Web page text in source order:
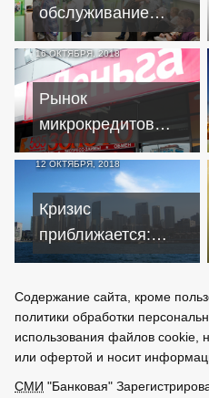
обслуживание
решит проблему
"банковского
рабства"
16 ОКТЯБРЯ, 2018
Рынок
микрокредитов
требует
кардинальных
реформ
12 ОКТЯБРЯ, 2018
Кризис
приближается:
Bloomberg назвал
аргументов
Содержание сайта, кроме
политики обработки
использования файлов cookie,
или офертой и носит
СМИ "Банковая"